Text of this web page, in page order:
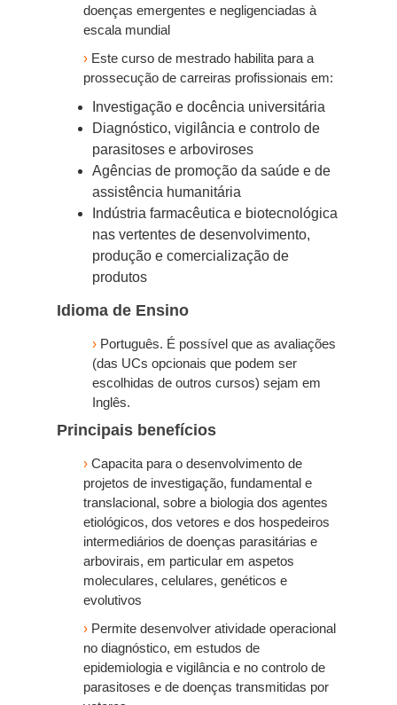
doenças emergentes e negligenciadas à
escala mundial
›Este curso de mestrado habilita para a
prossecução de carreiras profissionais em:
Investigação e docência universitária
Diagnóstico, vigilância e controlo de
parasitoses e arboviroses
Agências de promoção da saúde e de
assistência humanitária
Indústria farmacêutica e biotecnológica
nas vertentes de desenvolvimento,
produção e comercialização de
produtos
Idioma de Ensino
›Português. É possível que as avaliações
(das UCs opcionais que podem ser
escolhidas de outros cursos) sejam em
Inglês.
Principais benefícios
›Capacita para o desenvolvimento de
projetos de investigação, fundamental e
translacional, sobre a biologia dos agentes
etiológicos, dos vetores e dos hospedeiros
intermediários de doenças parasitárias e
arbovirais, em particular em aspetos
moleculares, celulares, genéticos e
evolutivos
›Permite desenvolver atividade operacional
no diagnóstico, em estudos de
epidemiologia e vigilância e no controlo de
parasitoses e de doenças transmitidas por